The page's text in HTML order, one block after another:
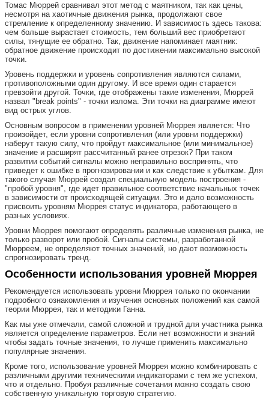
Томас Мюррей сравнивал этот метод с маятником, так как цены,
несмотря на хаотичные движения рынка, продолжают свое
стремление к определенному значению. И зависимость здесь такова:
чем больше вырастает стоимость, тем больший вес приобретают
силы, тянущие ее обратно. Так, движение напоминает маятник:
обратное движение происходит по достижении максимально высокой
точки.
Уровень поддержки и уровень сопротивления являются силами,
противоположными один другому. И все время один старается
превзойти другой. Точки, где отображены такие изменения, Мюррей
назвал "break points" - точки излома. Эти точки на диаграмме имеют
вид острых углов.
Основным вопросом в применении уровней Мюррея является: Что
произойдет, если уровни сопротивления (или уровни поддержки)
наберут такую силу, что пройдут максимальное (или минимальное)
значение и расширят рассчитанный ранее отрезок? При таком
развитии событий сигналы можно неправильно воспринять, что
приведет к ошибке в прогнозировании и как следствие к убыткам. Для
такого случая Мюррей создал специальную модель построения -
"пробой уровня", где идет правильное соответствие начальных точек
в зависимости от происходящей ситуации. Это и дало возможность
присвоить уровням Мюррея статус индикатора, работающего в
разных условиях.
Уровни Мюррея помогают определять различные изменения рынка, не
только разворот или пробой. Сигналы системы, разработанной
Мюрреем, не определяют точных значений, но дают возможность
спрогнозировать тренд.
Особенности использования уровней Мюррея
Рекомендуется использовать уровни Мюррея только по окончании
подробного ознакомления и изучения основных положений как самой
теории Мюррея, так и методики Ганна.
Как мы уже отмечали, самой сложной и трудной для участника рынка
является определение параметров. Если нет возможности и знаний
чтобы задать точные значения, то лучше применить максимально
популярные значения.
Кроме того, использование уровней Мюррея можно комбинировать с
различными другими техническими индикаторами с тем же успехом,
что и отдельно. Пробуя различные сочетания можно создать свою
собственную уникальную торговую стратегию.